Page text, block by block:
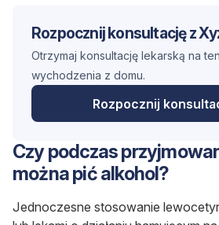
Rozpocznij konsultację z
Otrzymaj konsultację lekarską na
wychodzenia z domu.
Rozpocznij
Czy podczas
można pić alkohol?
Jednoczesne stosowanie